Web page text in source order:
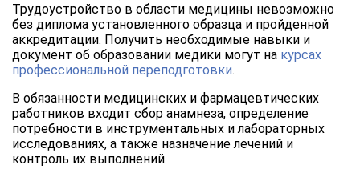
Трудоустройство в области медицины невозможно
без диплома установленного образца и пройденной
аккредитации. Получить необходимые навыки и
документ об образовании медики могут на курсах
профессиональной переподготовки.
В обязанности медицинских и фармацевтических
работников входит сбор анамнеза, определение
потребности в инструментальных и лабораторных
исследованиях, а также назначение лечений и
контроль их выполнений.